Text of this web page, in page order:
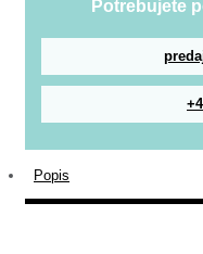
Potrebujete
Popis